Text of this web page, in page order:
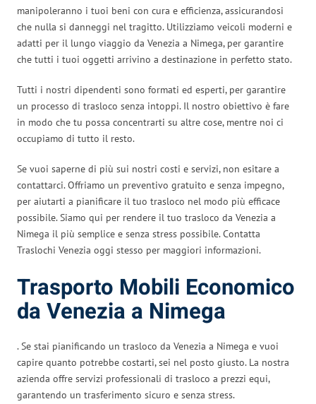
manipoleranno i tuoi beni con cura e efficienza, assicurandosi
che nulla si danneggi nel tragitto. Utilizziamo veicoli moderni e
adatti per il lungo viaggio da Venezia a Nimega, per garantire
che tutti i tuoi oggetti arrivino a destinazione in perfetto stato.
Tutti i nostri dipendenti sono formati ed esperti, per garantire
un processo di trasloco senza intoppi. Il nostro obiettivo è fare
in modo che tu possa concentrarti su altre cose, mentre noi ci
occupiamo di tutto il resto.
Se vuoi saperne di più sui nostri costi e servizi, non esitare a
contattarci. Offriamo un preventivo gratuito e senza impegno,
per aiutarti a pianificare il tuo trasloco nel modo più efficace
possibile. Siamo qui per rendere il tuo trasloco da Venezia a
Nimega il più semplice e senza stress possibile. Contatta
Traslochi Venezia oggi stesso per maggiori informazioni.
Trasporto Mobili Economico
da Venezia a Nimega
. Se stai pianificando un trasloco da Venezia a Nimega e vuoi
capire quanto potrebbe costarti, sei nel posto giusto. La nostra
azienda offre servizi professionali di trasloco a prezzi equi,
garantendo un trasferimento sicuro e senza stress.